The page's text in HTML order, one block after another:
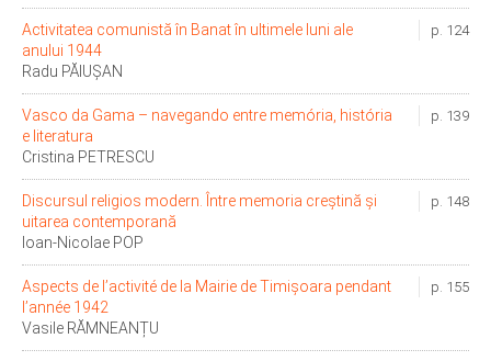
p. 124
Activitatea comunistă în Banat în ultimele luni ale
anului 1944
Radu PĂIUȘAN
p. 139
Vasco da Gama – navegando entre memória, história
e literatura
Cristina PETRESCU
p. 148
Discursul religios modern. Între memoria creștină și
uitarea contemporană
Ioan-Nicolae POP
p. 155
Aspects de l’activité de la Mairie de Timişoara pendant
l’année 1942
Vasile RĂMNEANȚU